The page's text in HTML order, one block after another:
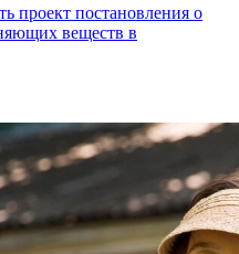
проект постановления о
веществ в